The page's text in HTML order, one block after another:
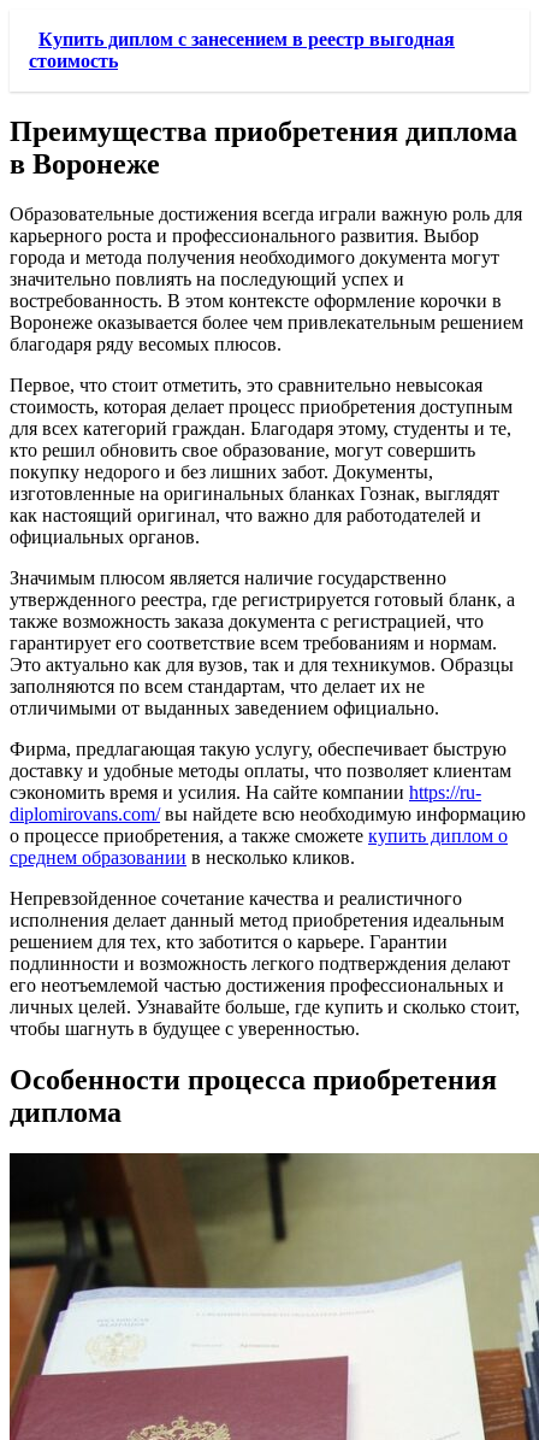
Купить диплом с занесением в реестр выгодная
стоимость
Преимущества приобретения диплома
в Воронеже
Образовательные достижения всегда играли важную роль для
карьерного роста и профессионального развития. Выбор
города и метода получения необходимого документа могут
значительно повлиять на последующий успех и
востребованность. В этом контексте оформление корочки в
Воронеже оказывается более чем привлекательным решением
благодаря ряду весомых плюсов.
Первое, что стоит отметить, это сравнительно невысокая
стоимость, которая делает процесс приобретения доступным
для всех категорий граждан. Благодаря этому, студенты и те,
кто решил обновить свое образование, могут совершить
покупку недорого и без лишних забот. Документы,
изготовленные на оригинальных бланках Гознак, выглядят
как настоящий оригинал, что важно для работодателей и
официальных органов.
Значимым плюсом является наличие государственно
утвержденного реестра, где регистрируется готовый бланк, а
также возможность заказа документа с регистрацией, что
гарантирует его соответствие всем требованиям и нормам.
Это актуально как для вузов, так и для техникумов. Образцы
заполняются по всем стандартам, что делает их не
отличимыми от выданных заведением официально.
Фирма, предлагающая такую услугу, обеспечивает быструю
доставку и удобные методы оплаты, что позволяет клиентам
сэкономить время и усилия. На сайте компании https://ru-
diplomirovans.com/вы найдете всю необходимую информацию
о процессе приобретения, а также сможете купить диплом о
среднем образовании в несколько кликов.
Непревзойденное сочетание качества и реалистичного
исполнения делает данный метод приобретения идеальным
решением для тех, кто заботится о карьере. Гарантии
подлинности и возможность легкого подтверждения делают
его неотъемлемой частью достижения профессиональных и
личных целей. Узнавайте больше, где купить и сколько стоит,
чтобы шагнуть в будущее с уверенностью.
Особенности процесса приобретения
диплома